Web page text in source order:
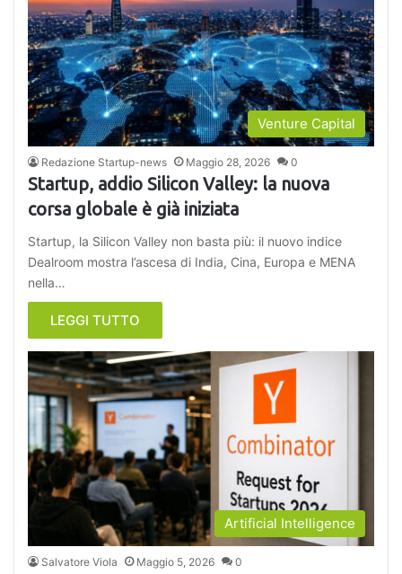
Venture Capital
Redazione Startup-news Maggio 28, 2026 0
Startup, addio Silicon Valley: la nuova
corsa globale è già iniziata
Startup, la Silicon Valley non basta più: il nuovo indice
Dealroom mostra l’ascesa di India, Cina, Europa e MENA
nella…
LEGGI TUTTO
Artificial Intelligence
Salvatore Viola Maggio 5, 2026 0